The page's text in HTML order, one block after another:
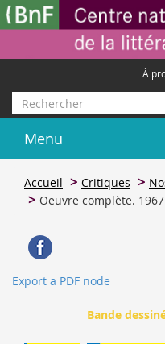
Aller
au
principal
À
Rechercher
Menu
Accueil Critiques
Oeuvre complète. 1967
Export a PDF node
Bande
Gestion des cookies